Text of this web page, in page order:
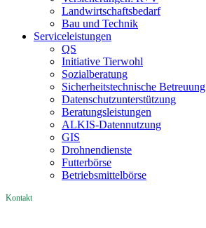
Landwirtschaftsbedarf
Bau und Technik
Service­­leistungen
QS
Initiative Tierwohl
Sozialberatung
Sicherheitstechnische Betreuung
Datenschutzunterstützung
Beratungsleistungen
ALKIS-Datennutzung
GIS
Drohnendienste
Futterbörse
Betriebsmittelbörse
Kontakt